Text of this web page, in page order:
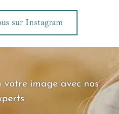
sur Instagram
votre image avec nos